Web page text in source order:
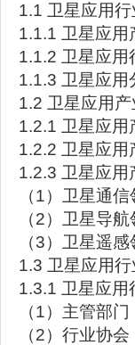
1.1 卫星应用
1.1.1 卫星应用
1.1.2 卫星应用
1.1.3 卫星应用
1.2 卫星应用
1.2.1 卫星应用
1.2.2 卫星应用
1.2.3 卫星应用
（1）卫星通
（2）卫星导
（3）卫星遥
1.3 卫星应用
1.3.1 卫星应用
（1）主管部门
（2）行业协会